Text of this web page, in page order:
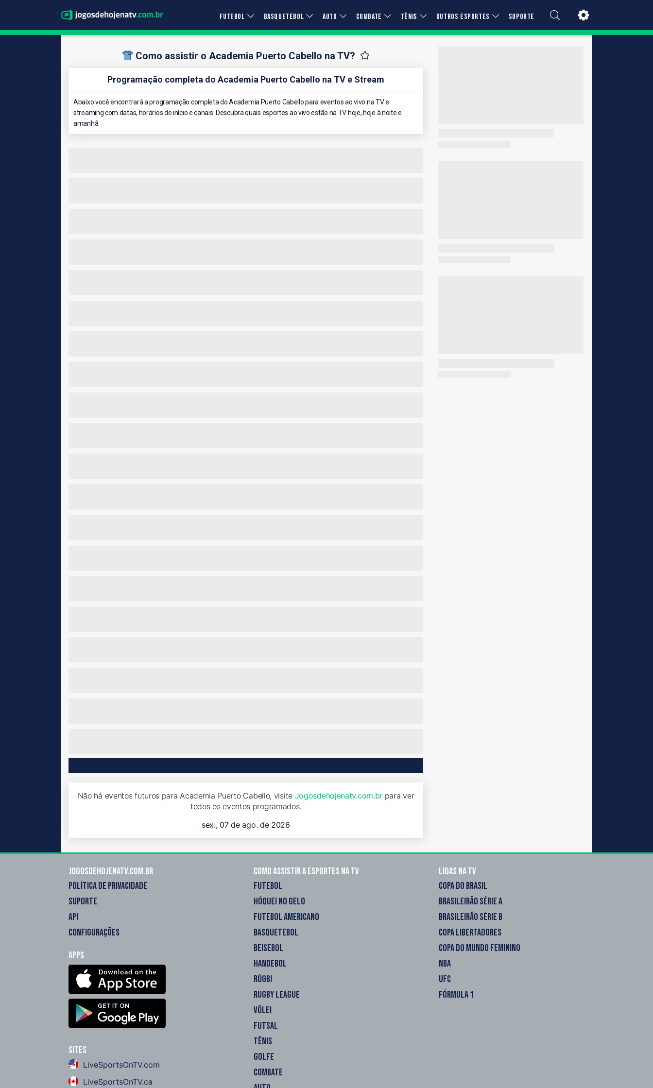
FUTEBOL BASQUETEBOL AUTO COMBATE TÊNIS OUTROS ESPORTES SUPORTE
Como assistir o Academia Puerto Cabello na TV?
Programação completa do Academia Puerto Cabello na TV e Stream
Abaixo você encontrará a programação completa do Academia Puerto Cabello para eventos ao vivo na TV e
streaming com datas, horários de início e canais. Descubra quais esportes ao vivo estão na TV hoje, hoje à noite e
amanhã.
Não há eventos futuros para Academia Puerto Cabello, visite Jogosdehojenatv.com.br para ver
todos os eventos programados.
sex., 07 de ago. de 2026
Jogosdehojenatv.com.br
POLÍTICA DE PRIVACIDADE
SUPORTE
API
CONFIGURAÇÕES
Apps
Sites
LiveSportsOnTV.com
LiveSportsOnTV.ca
Como assistir a esportes na TV
FUTEBOL
HÓQUEI NO GELO
FUTEBOL AMERICANO
BASQUETEBOL
BEISEBOL
HANDEBOL
RÚGBI
RUGBY LEAGUE
VÔLEI
FUTSAL
TÊNIS
GOLFE
COMBATE
Ligas na TV
COPA DO BRASIL
BRASILEIRÃO SÉRIE A
BRASILEIRÃO SÉRIE B
COPA LIBERTADORES
COPA DO MUNDO FEMININO
NBA
UFC
FÓRMULA 1